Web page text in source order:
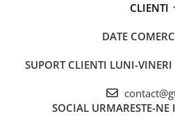
CLIENTI
DATE
SUPORT CLIENTI LUNI-
SOCIAL URMARESTE-